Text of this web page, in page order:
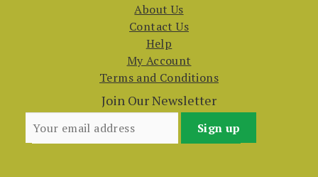
About Us
Contact Us
Help
My Account
Terms and Conditions
Join Our Newsletter